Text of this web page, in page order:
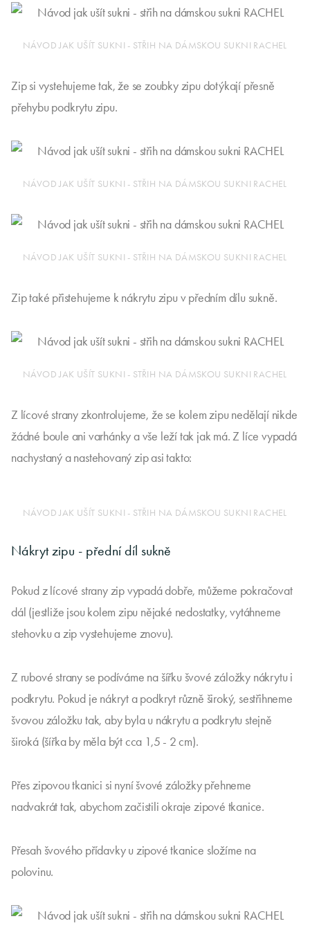
NÁVOD JAK UŠÍT SUKNI - STŘIH NA DÁMSKOU SUKNI RACHEL
Zip si vystehujeme tak, že se zoubky zipu dotýkají přesně
přehybu podkrytu zipu.
NÁVOD JAK UŠÍT SUKNI - STŘIH NA DÁMSKOU SUKNI RACHEL
NÁVOD JAK UŠÍT SUKNI - STŘIH NA DÁMSKOU SUKNI RACHEL
Zip také přistehujeme k nákrytu zipu v předním dílu sukně.
NÁVOD JAK UŠÍT SUKNI - STŘIH NA DÁMSKOU SUKNI RACHEL
Z lícové strany zkontrolujeme, že se kolem zipu nedělají nikde
žádné boule ani varhánky a vše leží tak jak má. Z líce vypadá
nachystaný a nastehovaný zip asi takto:
NÁVOD JAK UŠÍT SUKNI - STŘIH NA DÁMSKOU SUKNI RACHEL
Nákryt zipu - přední díl sukně
Pokud z lícové strany zip vypadá dobře, můžeme pokračovat
dál (jestliže jsou kolem zipu nějaké nedostatky, vytáhneme
stehovku a zip vystehujeme znovu).
Z rubové strany se podíváme na šířku švové záložky nákrytu i
podkrytu. Pokud je nákryt a podkryt různě široký, sestřihneme
švovou záložku tak, aby byla u nákrytu a podkrytu stejně
široká (šířka by měla být cca 1,5 - 2 cm).
Přes zipovou tkanici si nyní švové záložky přehneme
nadvakrát tak, abychom začistili okraje zipové tkanice.
Přesah švového přídavky u zipové tkanice složíme na
polovinu.